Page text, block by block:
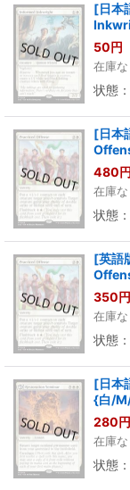
[日本
50円
在庫な
状態
[日本
480円
在庫な
状態
[英語
350円
在庫な
状態
[日本
{白/
280円
在庫な
状態